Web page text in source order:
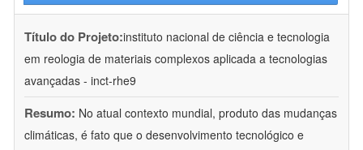
Título do Projeto:instituto nacional de ciência e tecnologia
em reologia de materiais complexos aplicada a tecnologias
avançadas - inct-rhe9
Resumo: No atual contexto mundial, produto das mudanças
climáticas, é fato que o desenvolvimento tecnológico e